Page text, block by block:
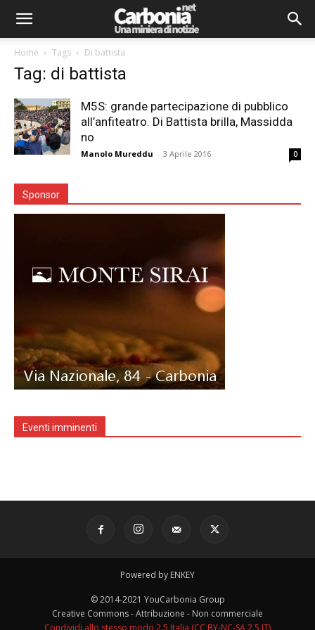
Home Tags Di battista
Tag: di battista
M5S: grande partecipazione di pubblico
all’anfiteatro. Di Battista brilla, Massidda
no
Manolo Mureddu - 3 Aprile 2016 0
Sponsor
Eventi imminenti
Powered by ENKEY
© 2014-2021 YouCarbonia Group
Creative Commons - Attribuzione - Non commerciale
Condividi allo stesso modo 2.5 Italia (CC BY-NC-SA 2.5 IT)